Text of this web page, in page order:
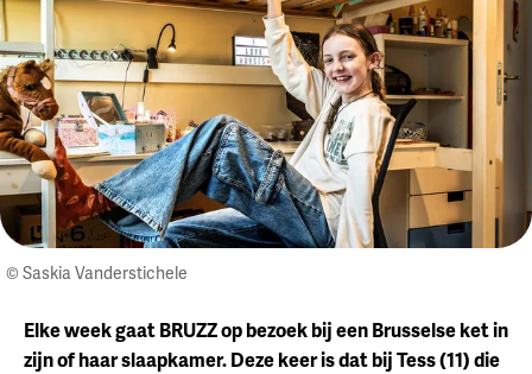
© Saskia Vanderstichele
Elke week gaat BRUZZ op bezoek bij een Brusselse ket in
zijn of haar slaapkamer. Deze keer is dat bij Tess (11) die